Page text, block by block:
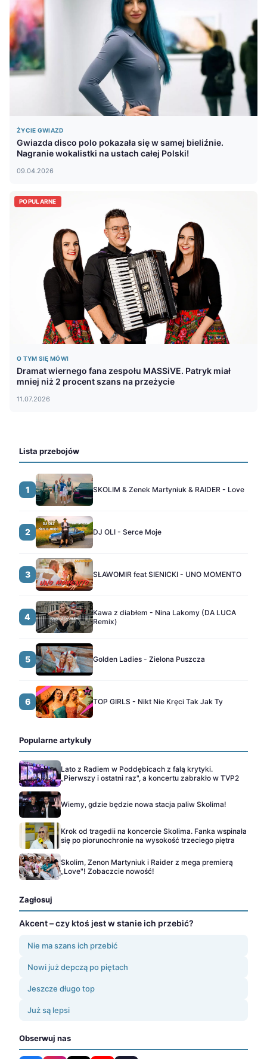
ŻYCIE GWIAZD
Gwiazda disco polo pokazała się w samej bieliźnie.
Nagranie wokalistki na ustach całej Polski!
09.04.2026
POPULARNE
O TYM SIĘ MÓWI
Dramat wiernego fana zespołu MASSiVE. Patryk miał
mniej niż 2 procent szans na przeżycie
11.07.2026
Lista przebojów
1 SKOLIM & Zenek Martyniuk & RAIDER - Love
2 DJ OLI - Serce Moje
3 SŁAWOMIR feat SIENICKI - UNO MOMENTO
4
Kawa z diabłem - Nina Lakomy (DA LUCA
Remix)
5 Golden Ladies - Zielona Puszcza
6 TOP GIRLS - Nikt Nie Kręci Tak Jak Ty
Popularne artykuły
Lato z Radiem w Poddębicach z falą krytyki.
„Pierwszy i ostatni raz", a koncertu zabrakło w TVP2
Wiemy, gdzie będzie nowa stacja paliw Skolima!
Krok od tragedii na koncercie Skolima. Fanka wspinała
się po piorunochronie na wysokość trzeciego piętra
Skolim, Zenon Martyniuk i Raider z mega premierą
„Love"! Zobaczcie nowość!
Zagłosuj
Akcent – czy ktoś jest w stanie ich przebić?
Nie ma szans ich przebić
Nowi już depczą po piętach
Jeszcze długo top
Już są lepsi
Obserwuj nas